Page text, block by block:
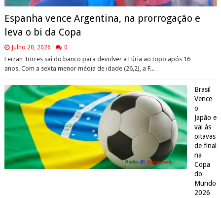
Espanha vence Argentina, na prorrogação e
leva o bi da Copa
Julho 20, 2026 0
Ferran Torres sai do banco para devolver a Fúria ao topo após 16
anos. Com a sexta menor média de idade (26,2), a F...
Brasil
Vence
o
Japão e
vai às
oitavas
de final
na
Copa
do
Mundo
2026